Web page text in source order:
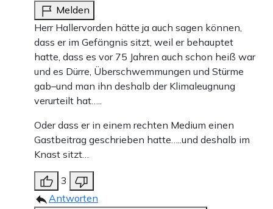
Melden
Herr Hallervorden hätte ja auch sagen können,
dass er im Gefängnis sitzt, weil er behauptet
hatte, dass es vor 75 Jahren auch schon heiß war
und es Dürre, Überschwemmungen und Stürme
gab–und man ihn deshalb der Klimaleugnung
verurteilt hat…..
Oder dass er in einem rechten Medium einen
Gastbeitrag geschrieben hatte…..und deshalb im
Knast sitzt…
3
Antworten